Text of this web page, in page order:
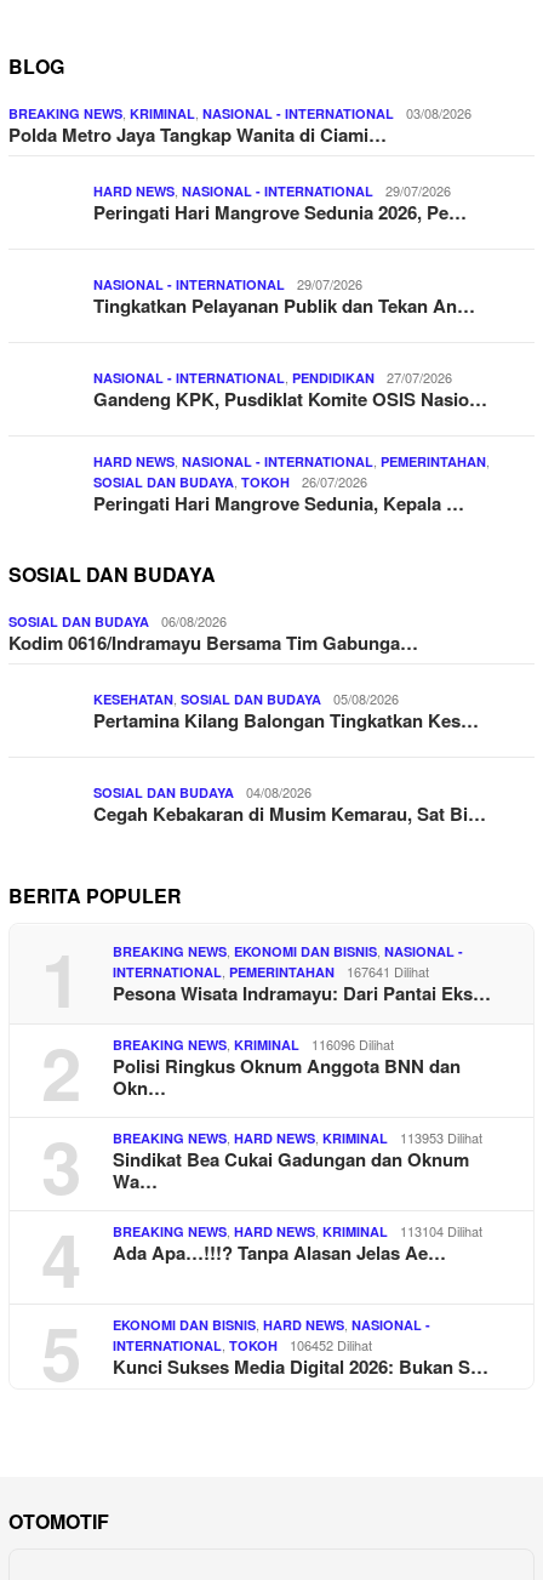
BLOG
BREAKING NEWS KRIMINAL NASIONAL - INTERNATIONAL 03/08/2026
Polda Metro Jaya Tangkap Wanita di Ciami…
HARD NEWS NASIONAL - INTERNATIONAL 29/07/2026
Peringati Hari Mangrove Sedunia 2026, Pe…
NASIONAL - INTERNATIONAL 29/07/2026
Tingkatkan Pelayanan Publik dan Tekan An…
NASIONAL - INTERNATIONAL PENDIDIKAN 27/07/2026
Gandeng KPK, Pusdiklat Komite OSIS Nasio…
HARD NEWS NASIONAL - INTERNATIONAL PEMERINTAHAN
SOSIAL DAN BUDAYA TOKOH 26/07/2026
Peringati Hari Mangrove Sedunia, Kepala …
SOSIAL DAN BUDAYA
SOSIAL DAN BUDAYA 06/08/2026
Kodim 0616/Indramayu Bersama Tim Gabunga…
KESEHATAN SOSIAL DAN BUDAYA 05/08/2026
Pertamina Kilang Balongan Tingkatkan Kes…
SOSIAL DAN BUDAYA 04/08/2026
Cegah Kebakaran di Musim Kemarau, Sat Bi…
BERITA POPULER
1 BREAKING NEWS EKONOMI DAN BISNIS NASIONAL -
INTERNATIONAL PEMERINTAHAN 167641 Dilihat
Pesona Wisata Indramayu: Dari Pantai Eks…
2 BREAKING NEWS KRIMINAL 116096 Dilihat
Polisi Ringkus Oknum Anggota BNN dan
Okn…
3 BREAKING NEWS HARD NEWS KRIMINAL 113953 Dilihat
Sindikat Bea Cukai Gadungan dan Oknum
Wa…
4 BREAKING NEWS HARD NEWS KRIMINAL 113104 Dilihat
Ada Apa…!!!? Tanpa Alasan Jelas Ae…
5 EKONOMI DAN BISNIS HARD NEWS NASIONAL -
INTERNATIONAL TOKOH 106452 Dilihat
Kunci Sukses Media Digital 2026: Bukan S…
OTOMOTIF